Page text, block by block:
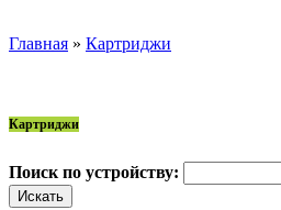
Главная » Картриджи
Картриджи
Поиск по устройству: